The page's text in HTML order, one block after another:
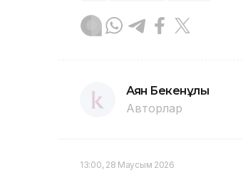
Аян Бекенұлы
Авторлар
13:00, 28 Маусым 2026